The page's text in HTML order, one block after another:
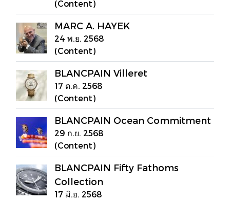
(Content)
MARC A. HAYEK
24 พ.ย. 2568
(Content)
BLANCPAIN Villeret
17 ต.ค. 2568
(Content)
BLANCPAIN Ocean Commitment
29 ก.ย. 2568
(Content)
BLANCPAIN Fifty Fathoms
Collection
17 มิ.ย. 2568